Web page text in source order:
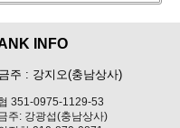
INFO
주 : 강지오(충남상사)
351-0975-1129-53
주: 강광섭(충남상사)